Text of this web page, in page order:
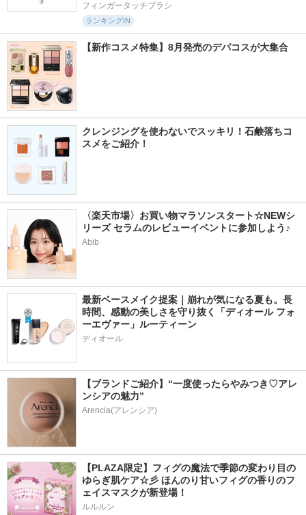
フィンガータッチブラシ
ランキングIN
【新作コスメ特集】8月発売のデパコスが大集合
クレンジングを使わないでスッキリ！石鹸落ちコ
スメをご紹介！
〈楽天市場〉お買い物マラソンスタート☆NEWシ
リーズ セラムのレビューイベントに参加しよう♪
Abib
最新ベースメイク提案｜崩れが気になる夏も。長
時間、感動の美しさを守り抜く「ディオール フォ
ーエヴァー」ルーティーン
ディオール
【ブランドご紹介】“一度使ったらやみつき♡アレ
ンシアの魅力”
Arencia(アレンシア)
【PLAZA限定】フィグの魔法で季節の変わり目の
ゆらぎ肌ケア☆彡 ほんのり甘いフィグの香りのフ
ェイスマスクが新登場！
ルルルン